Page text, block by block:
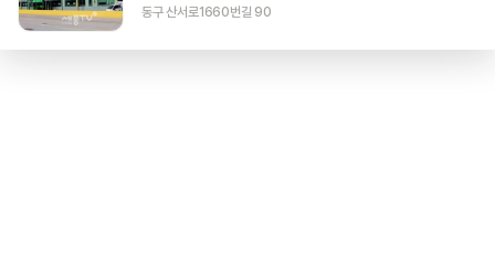
동구 산서로1660번길 90